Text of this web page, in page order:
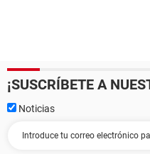
¡SUSCRÍBETE A
Noticias